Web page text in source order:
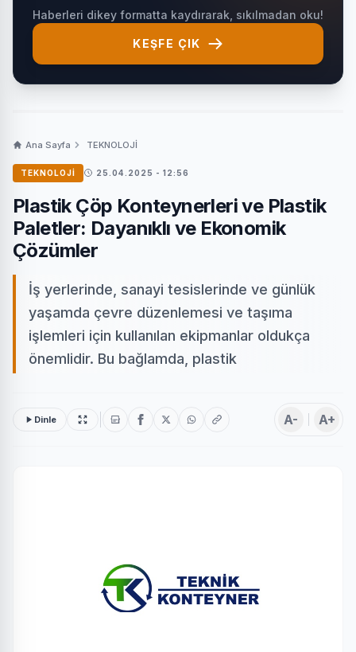
Haberleri dikey formatta kaydırarak, sıkılmadan oku!
KEŞFE ÇIK
Ana Sayfa TEKNOLOJİ
TEKNOLOJİ 25.04.2025 - 12:56
Plastik Çöp Konteynerleri ve Plastik
Paletler: Dayanıklı ve Ekonomik
Çözümler
İş yerlerinde, sanayi tesislerinde ve günlük
yaşamda çevre düzenlemesi ve taşıma
işlemleri için kullanılan ekipmanlar oldukça
önemlidir. Bu bağlamda, plastik
Dinle A- A+